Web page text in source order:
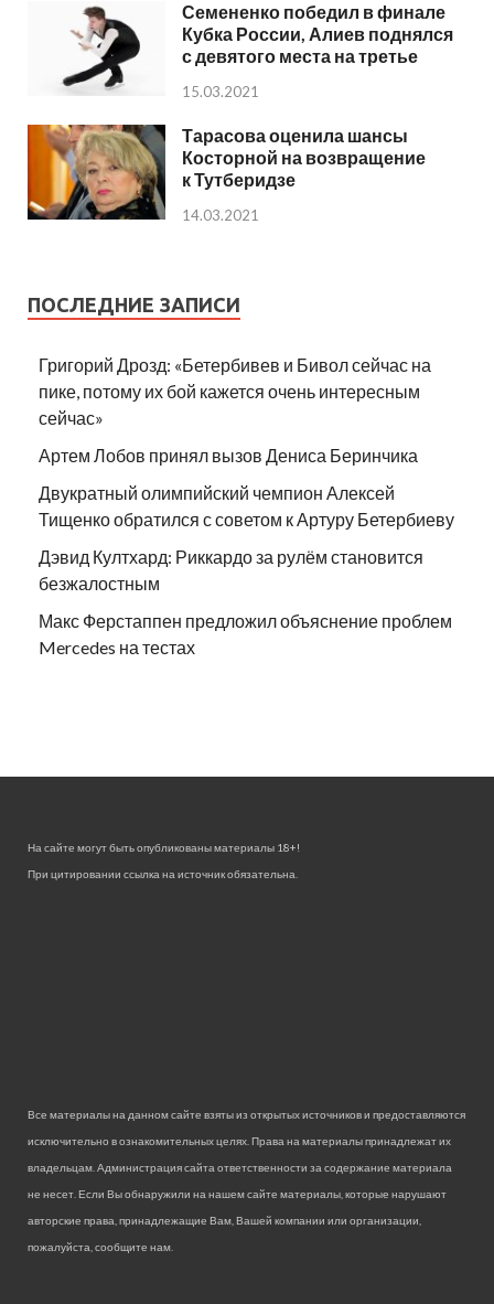
Семененко победил в финале
Кубка России, Алиев поднялся
с девятого места на третье
15.03.2021
Тарасова оценила шансы
Косторной на возвращение
к Тутберидзе
14.03.2021
ПОСЛЕДНИЕ ЗАПИСИ
Григорий Дрозд: «Бетербивев и Бивол сейчас на
пике, потому их бой кажется очень интересным
сейчас»
Артем Лобов принял вызов Дениса Беринчика
Двукратный олимпийский чемпион Алексей
Тищенко обратился с советом к Артуру Бетербиеву
Дэвид Култхард: Риккардо за рулём становится
безжалостным
Макс Ферстаппен предложил объяснение проблем
Mercedes на тестах
На сайте могут быть опубликованы материалы 18+!
При цитировании ссылка на источник обязательна.
Все материалы на данном сайте взяты из открытых источников и предоставляются
исключительно в ознакомительных целях. Права на материалы принадлежат их
владельцам. Администрация сайта ответственности за содержание материала
не несет. Если Вы обнаружили на нашем сайте материалы, которые нарушают
авторские права, принадлежащие Вам, Вашей компании или организации,
пожалуйста, сообщите нам.